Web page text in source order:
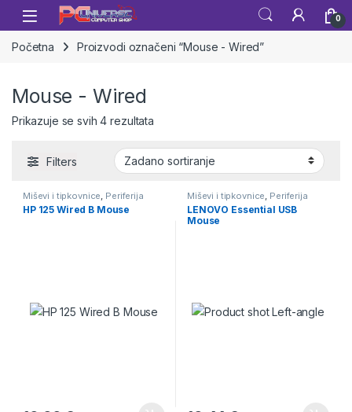
Skip to navigation
Skip to content
Open 0
Početna Proizvodi označeni “Mouse - Wired”
Mouse - Wired
Prikazuje se svih 4 rezultata
Filters
Miševi i tipkovnice Periferija
HP 125 Wired B Mouse
Miševi i tipkovnice Periferija
LENOVO Essential USB
Mouse